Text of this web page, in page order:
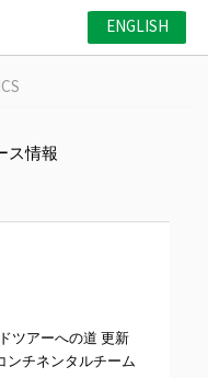
ENGLISH
ス情報
ツアーへの道 更新
ンチネンタルチーム